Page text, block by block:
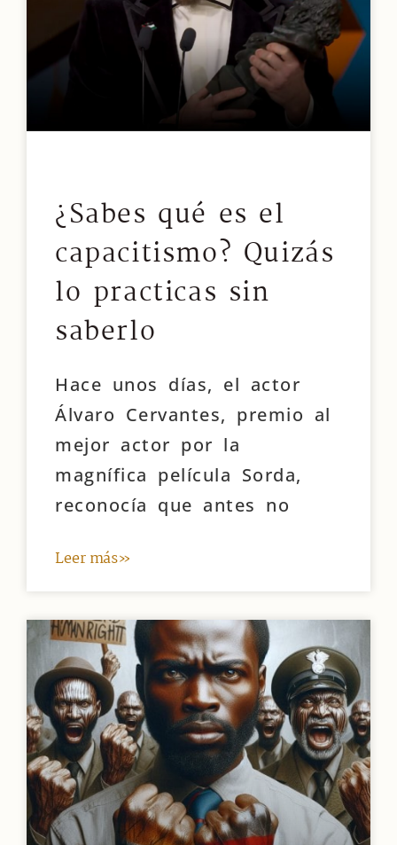
¿Sabes qué es el
capacitismo? Quizás
lo practicas sin
saberlo
Hace unos días, el actor
Álvaro Cervantes, premio al
mejor actor por la
magnífica película Sorda,
reconocía que antes no
Leer más»